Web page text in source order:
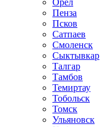
Орел
Пенза
Псков
Сатпаев
Смоленск
Сыктывкар
Талгар
Тамбов
Темиртау
Тобольск
Томск
Ульяновск